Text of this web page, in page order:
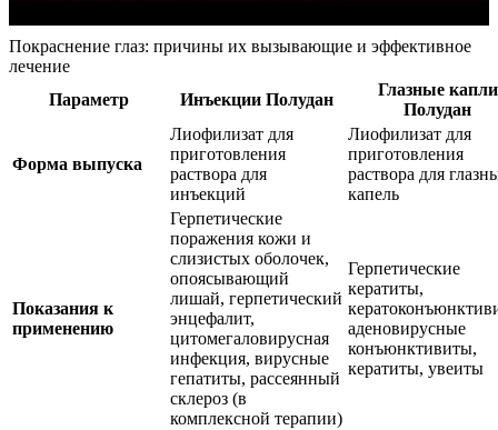
Покраснение глаз: причины их вызывающие и эффективное
лечение
Параметр
Инъекции Полудан
Глазные капли
Полудан
Форма выпуска
Лиофилизат для
приготовления
раствора для
инъекций
Лиофилизат для
приготовления
раствора для
капель
Показания к
применению
Герпетические
поражения кожи и
слизистых оболочек,
опоясывающий
лишай, герпетический
энцефалит,
цитомегаловирусная
инфекция, вирусные
гепатиты, рассеянный
склероз (в
комплексной терапии)
Герпетические
кератиты,
аденовирусные
конъюнктивиты,
кератиты, увеиты